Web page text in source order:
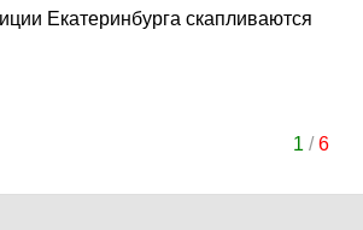
Екатеринбурга скапливаются
1 /6